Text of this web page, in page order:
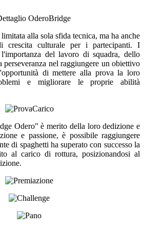
alla sola sfida tecnica, ma ha anche
crescita culturale per i partecipanti. I
del lavoro di squadra, dello
nel raggiungere un obiettivo
di mettere alla prova la loro
e migliorare le proprie abilità
Odero" è merito della loro dedizione e
e passione, è possibile raggiungere
di spaghetti ha superato con successo la
al carico di rottura, posizionandosi al